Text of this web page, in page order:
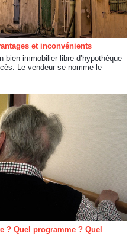
et inconvénients
bien immobilier libre d’hypothèque
Le vendeur se nomme le
? Quel programme ? Quel